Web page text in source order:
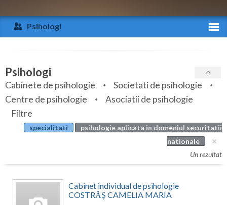
Arad
Arges
Bihor
Bistrita-Nasaud
Botosani
Bucuresti
Buzau
Psihologi
Specialitati
Servicii
Articole
Evenimente
Psihologi
Cabinete de psihologie
Societati de psihologie
Centre de psihologie
Asociatii de psihologie
Filtre
specialitati
psihologie aplicata in domeniul securitatii
nationale
Un rezultat
Cabinet individual de psihologie
COSTRĂŞ CAMELIA MARIA